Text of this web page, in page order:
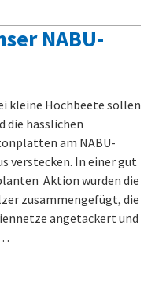
NABU-
kleine Hochbeete sollen
die hässlichen
am NABU-
verstecken. In einer gut
Aktion wurden die
zusammengefügt, die
angetackert und